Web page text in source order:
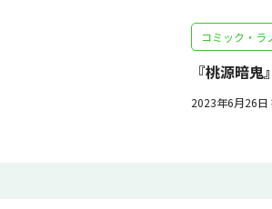
コミック・ラ
『桃源暗
2023年6月26日